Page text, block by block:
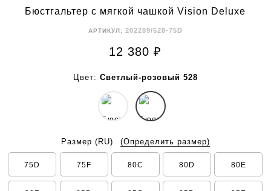
Бюстгальтер с мягкой чашкой Vision Deluxe
АРТИКУЛ: 202289/528-75D
12 380 ₽
Цвет: Светлый-розовый 528
Размер (RU) (Определить размер)
75D 75F 80C 80D 80E